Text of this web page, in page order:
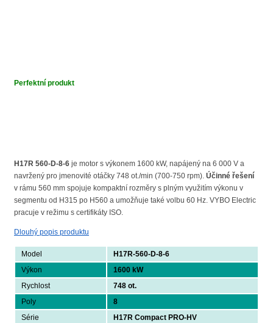
Perfektní produkt
H17R 560-D-8-6 je motor s výkonem 1600 kW, napájený na 6 000 V a
navržený pro jmenovité otáčky 748 ot./min (700-750 rpm). Účinné řešení
v rámu 560 mm spojuje kompaktní rozměry s plným využitím výkonu v
segmentu od H315 po H560 a umožňuje také volbu 60 Hz. VYBO Electric
pracuje v režimu s certifikáty ISO.
Dlouhý popis produktu
Model
H17R-560-D-8-6
Výkon
1600 kW
Rychlost
748 ot.
Poly
8
Série
H17R Compact PRO-HV